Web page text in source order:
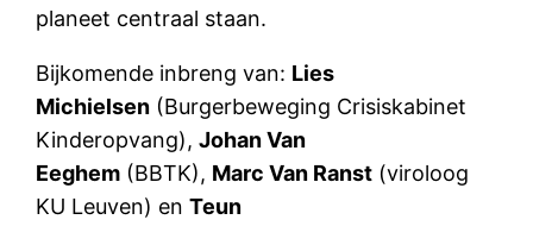
planeet centraal staan.
Bijkomende inbreng van: Lies
Michielsen (Burgerbeweging Crisiskabinet
Kinderopvang),Johan Van
Eeghem (BBTK), Marc Van Ranst (viroloog
KU Leuven) enTeun